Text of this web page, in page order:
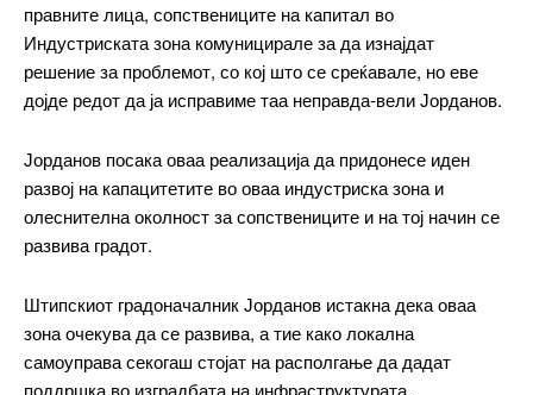
Free
ИЗБЕРЕТЕ ПЛАН
Included for free:
Etiam est nibh, lobortis sit
Praesent euismod ac
правните лица, сопствениците на капитал во
Индустриската зона комуницирале за да изнајдат
решение за проблемот, со кој што се среќавале, но еве
дојде редот да ја исправиме таа неправда-вели Јорданов.
Јорданов посака оваа реализација да придонесе иден
развој на капацитетите во оваа индустриска зона и
олеснителна околност за сопствениците и на тој начин се
развива градот.
Штипскиот градоначалник Јорданов истакна дека оваа
зона очекува да се развива, а тие како локална
самоуправа секогаш стојат на располгање да дадат
поддршка во изградбата на инфраструктурата.